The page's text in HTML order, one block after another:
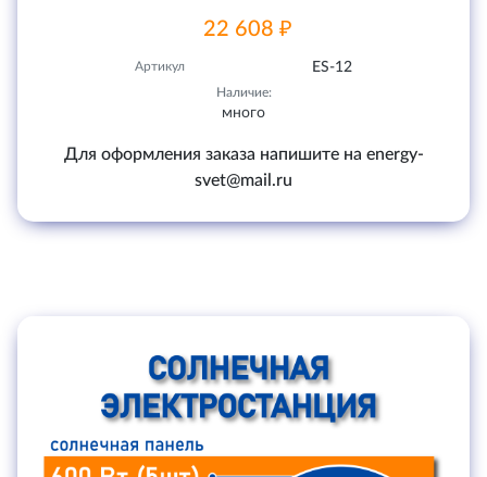
22 608 ₽
Артикул ES-12
Наличие:
много
Для оформления заказа напишите на energy-
svet@mail.ru